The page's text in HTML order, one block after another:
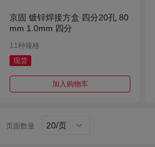
京固 镀锌焊接方盒 四分20孔 80
mm 1.0mm 四分
11种规格
现货
加入购物车
页面数量 20/页